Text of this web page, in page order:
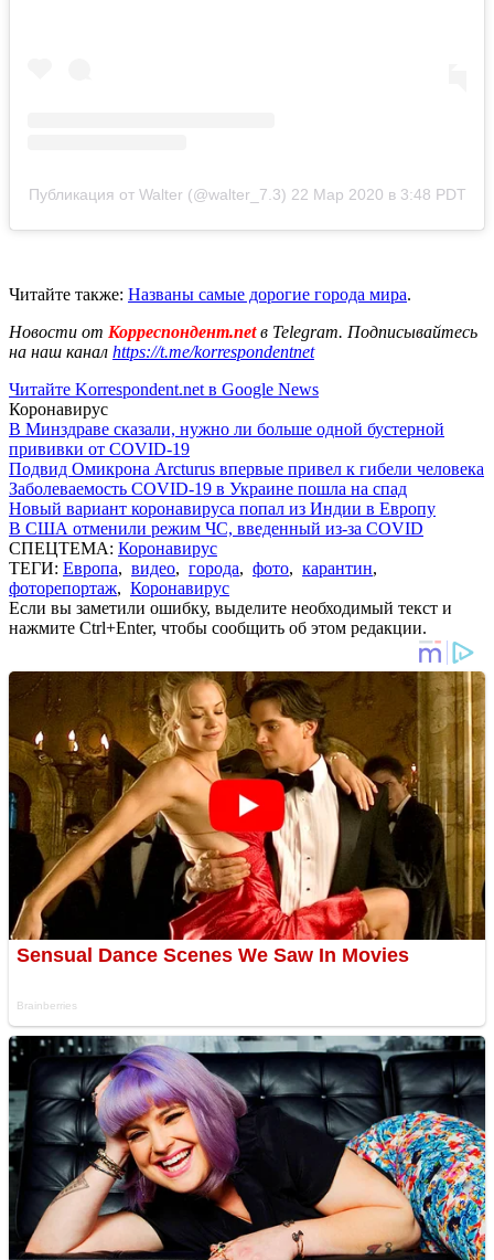
Публикация от Walter (@walter_7.3) 22 Мар 2020 в 3:48 PDT
Читайте также: Названы самые дорогие города мира.
Новости от Корреспондент.netв Telegram. Подписывайтесь
на наш канал https://t.me/korrespondentnet
Читайте Korrespondent.net в Google News
Коронавирус
В Минздраве сказали, нужно ли больше одной бустерной
прививки от COVID-19
Подвид Омикрона Arcturus впервые привел к гибели человека
Заболеваемость COVID-19 в Украине пошла на спад
Новый вариант коронавируса попал из Индии в Европу
В США отменили режим ЧС, введенный из-за COVID
СПЕЦТЕМА: Коронавирус
ТЕГИ: Европа, видео, города, фото, карантин,
фоторепортаж, Коронавирус
Если вы заметили ошибку, выделите необходимый текст и
нажмите Ctrl+Enter, чтобы сообщить об этом редакции.